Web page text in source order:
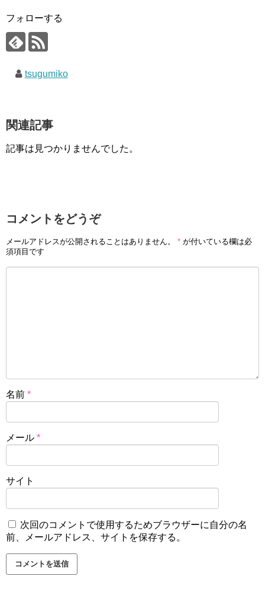
フォローする
tsugumiko
関連記事
記事は見つかりませんでした。
コメントをどうぞ
メールアドレスが公開されることはありません。 * が付いている欄は必
須項目です
名前 *
メール *
サイト
次回のコメントで使用するためブラウザーに自分の名
前、メールアドレス、サイトを保存する。